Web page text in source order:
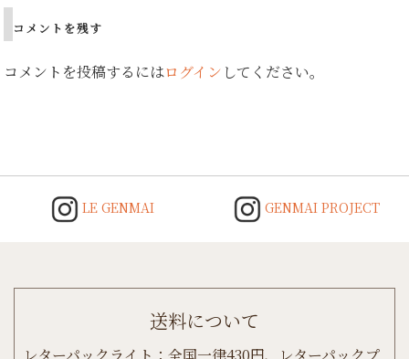
コメントを残す
コメントを投稿するにはログイン してください。
LE GENMAI GENMAI PROJECT
送料について